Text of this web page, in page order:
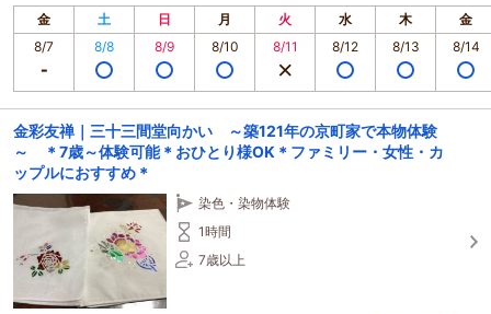
金 土 日 月 火 水 木
金
8/7
8/8 8/9 8/10 8/11 8/12 8/13 8/14
金彩友禅｜三十三間堂向かい ～築121年の京町家で本物体験
～ ＊7歳～体験可能＊おひとり様OK＊ファミリー・女性・カ
ップルにおすすめ＊
染色・染物体験
1時間
7歳以上